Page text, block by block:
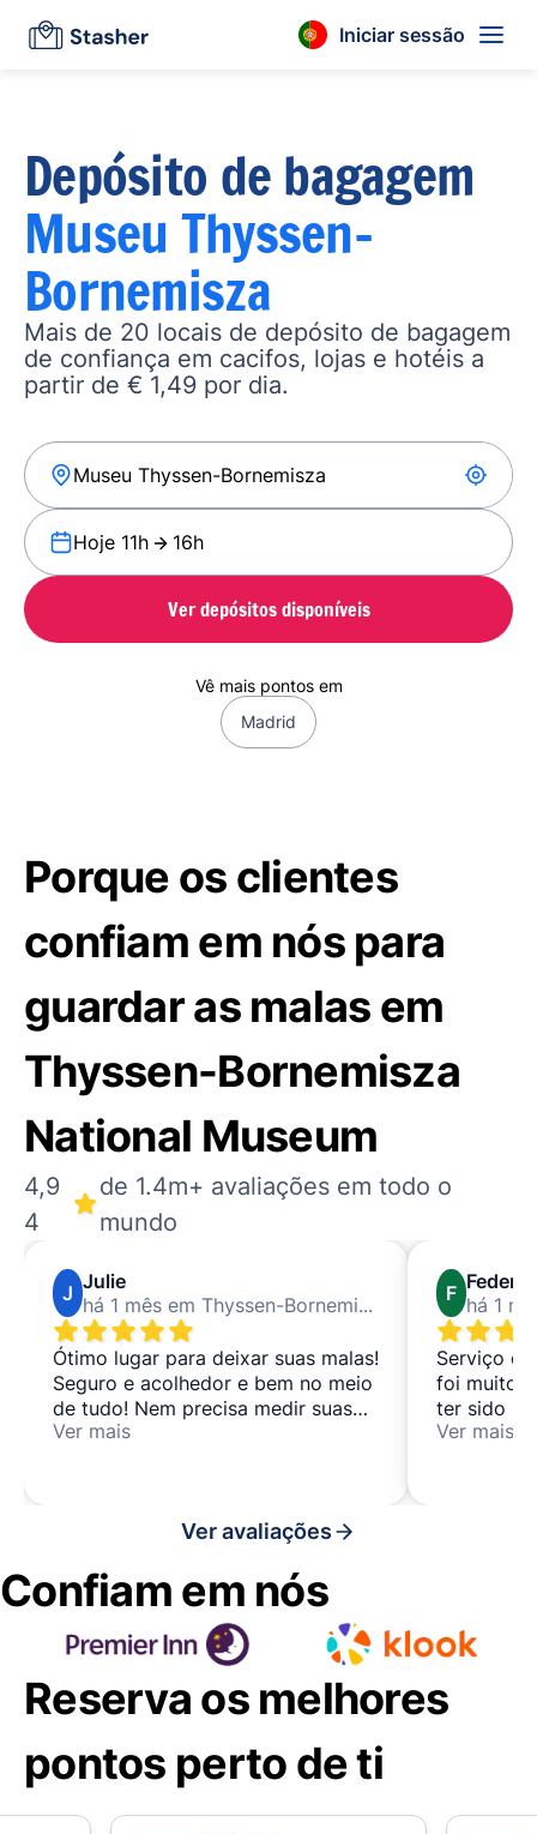
Iniciar sessão
Depósito de bagagem
Museu Thyssen-
Bornemisza
Mais de 20 locais de depósito de bagagem
de confiança em cacifos, lojas e hotéis a
partir de € 1,49 por dia.
Hoje 11h 16h
Ver depósitos disponíveis
Vê mais pontos em
Madrid
Porque os clientes
confiam em nós para
guardar as malas em
Thyssen-Bornemisza
National Museum
4,9
4
de 1.4m+ avaliações em todo o
mundo
J Julie
há 1 mês em Thyssen-Bornemisza National Museum
Ótimo lugar para deixar suas malas!
Seguro e acolhedor e bem no meio
de tudo! Nem precisa medir suas
malas!
Ver mais
F
Serviço
foi muito
ter sido
Ver mais
Ver avaliações
Confiam em nós
Reserva os melhores
pontos perto de ti